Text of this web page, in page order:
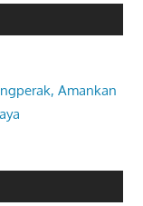
Amankan